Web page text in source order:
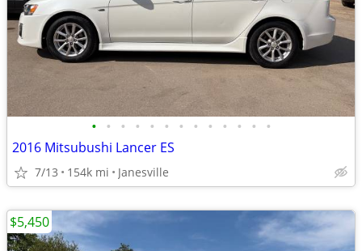
• • • • • • • • • • • • •
2016 Mitsubushi Lancer ES
7/13 154k mi Janesville
$5,450